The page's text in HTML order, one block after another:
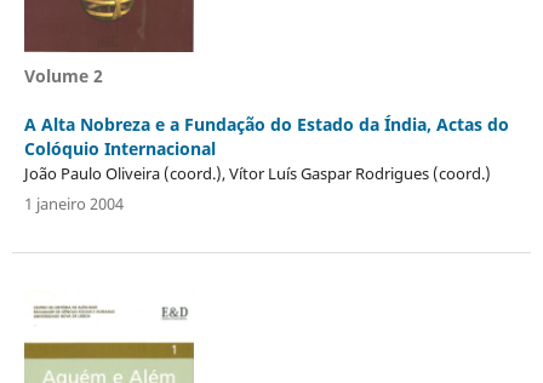
Volume 2
A Alta Nobreza e a Fundação do Estado da Índia, Actas do
Colóquio Internacional
João Paulo Oliveira (coord.), Vítor Luís Gaspar Rodrigues (coord.)
1 janeiro 2004